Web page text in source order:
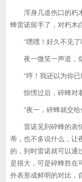
浑身几道伤口的朽木
蜂雷诺留手了，对朽木
“嘿嘿！好久不见了
夜一微笑一声道，似
“哼！我还以为你已
惊愣过后，碎蜂对着
“夜一，碎蜂就交给
雷诺见到碎蜂的表情
蒂，也不多说什么，让
的，到时雷诺就可以通
是很大，可是碎蜂胜在
外表形成鲜明的对比，